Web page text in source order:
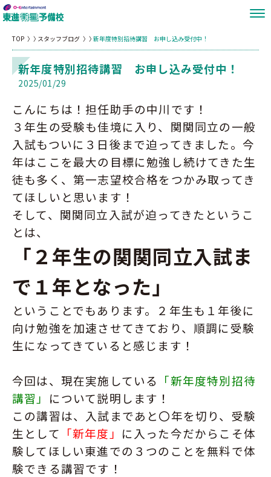
TOP スタッフブログ 新年度特別招待講習 お申し込み受付中！
新年度特別招待講習 お申し込み受付中！
2025/01/29
こんにちは！担任助手の中川です！
３年生の受験も佳境に入り、関関同立の一般
入試もついに３日後まで迫ってきました。今
年はここを最大の目標に勉強し続けてきた生
徒も多く、第一志望校合格をつかみ取ってき
てほしいと思います！
そして、関関同立入試が迫ってきたというこ
とは、
「２年生の関関同立入試ま
で１年となった」
ということでもあります。２年生も１年後に
向け勉強を加速させてきており、順調に受験
生になってきていると感じます！
今回は、現在実施している 「新年度特別招待
講習」 について説明します！
この講習は、入試まであと〇年を切り、受験
生として 「新年度」 に入った今だからこそ体
験してほしい東進での３つのことを無料で体
験できる講習です！